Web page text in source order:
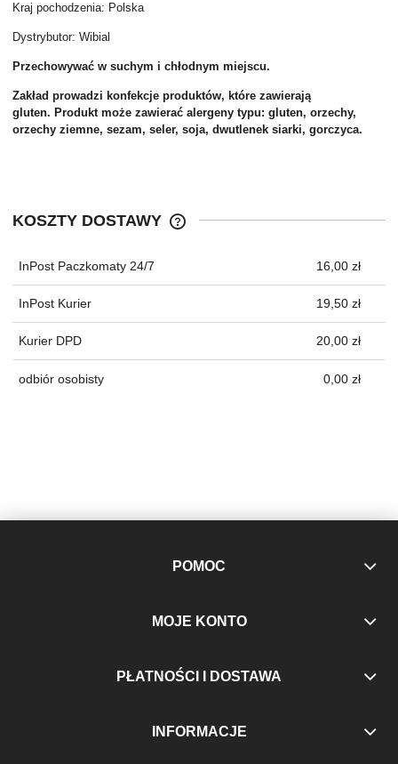
Kraj pochodzenia: Polska
Dystrybutor: Wibial
Przechowywać w suchym i chłodnym miejscu.
Zakład prowadzi konfekcje produktów, które zawierają
gluten. Produkt może zawierać alergeny typu: gluten, orzechy,
orzechy ziemne, sezam, seler, soja, dwutlenek siarki, gorczyca.
KOSZTY DOSTAWY
InPost Paczkomaty 24/7 16,00 zł
InPost Kurier 19,50 zł
Kurier DPD 20,00 zł
odbiór osobisty 0,00 zł
POMOC
MOJE KONTO
PŁATNOŚCI I DOSTAWA
INFORMACJE